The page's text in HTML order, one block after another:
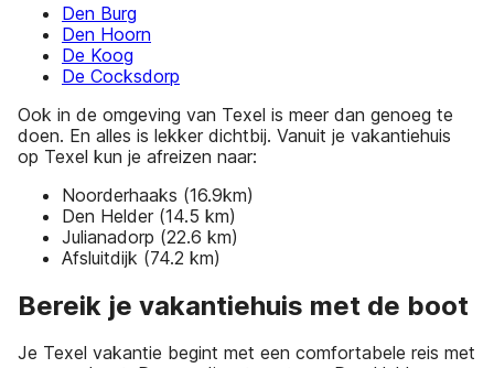
Den Burg
Den Hoorn
De Koog
De Cocksdorp
Ook in de omgeving van Texel is meer dan genoeg te
doen. En alles is lekker dichtbij. Vanuit je vakantiehuis
op Texel kun je afreizen naar:
Noorderhaaks (16.9km)
Den Helder (14.5 km)
Julianadorp (22.6 km)
Afsluitdijk (74.2 km)
Bereik je vakantiehuis met de boot
Je Texel vakantie begint met een comfortabele reis met